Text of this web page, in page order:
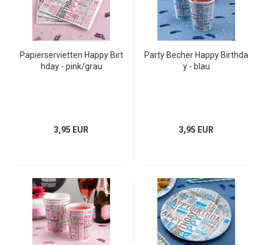
Papierservietten Happy Birt
hday - pink/grau
3,95 EUR
Party Becher Happy Birthda
y - blau
3,95 EUR